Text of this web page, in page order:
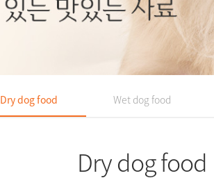
Dry dog food Wet dog food
Dry dog food